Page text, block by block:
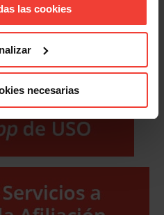
las cookies
necesarias